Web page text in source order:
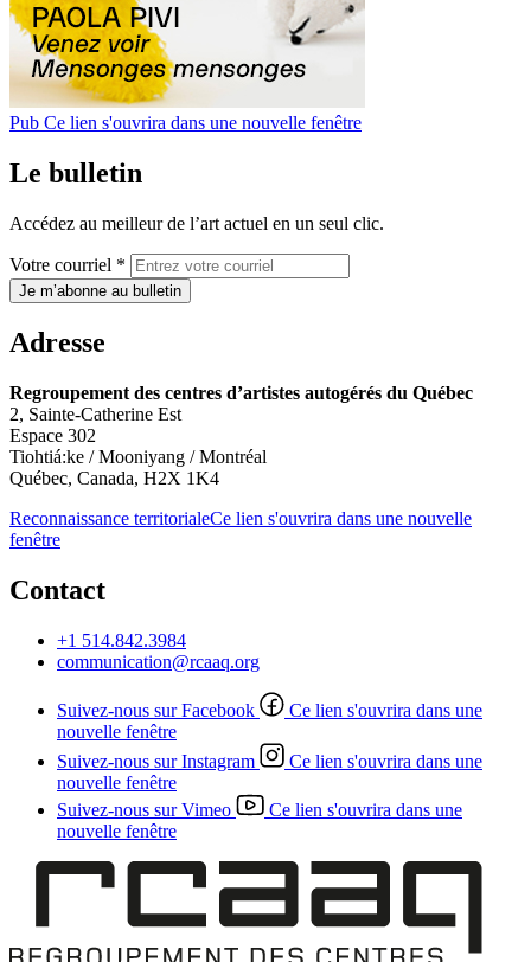
Pub Ce lien s'ouvrira dans une nouvelle fenêtre
Le bulletin
Accédez au meilleur de l’art actuel en un seul clic.
Votre courriel *
Je m’abonne au bulletin
Adresse
Regroupement des centres d’artistes autogérés du Québec
2, Sainte-Catherine Est
Espace 302
Tiohtiá:ke / Mooniyang / Montréal
Québec, Canada, H2X 1K4
Reconnaissance territorialeCe lien s'ouvrira dans une nouvelle
fenêtre
Contact
+1 514.842.3984
communication@rcaaq.org
Suivez-nous sur Facebook
Ce lien s'ouvrira dans une
nouvelle fenêtre
Suivez-nous sur Instagram
Ce lien s'ouvrira dans une
nouvelle fenêtre
Suivez-nous sur Vimeo
Ce lien s'ouvrira dans une
nouvelle fenêtre